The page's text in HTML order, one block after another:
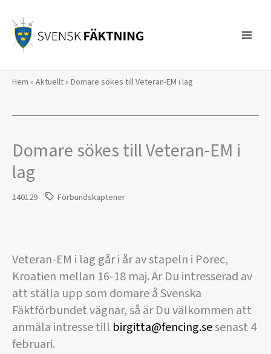
innehåll
Hem » Aktuellt» Domare sökes till Veteran-EM i lag
Domare sökes till Veteran-EM i
lag
140129 Förbundskaptener
Veteran-EM i lag går i år av stapeln i Porec,
Kroatien mellan 16-18 maj. Är Du intresserad av
att ställa upp som domare å Svenska
Fäktförbundet vägnar, så är Du välkommen att
anmäla intresse till birgitta@fencing.sesenast 4
februari.